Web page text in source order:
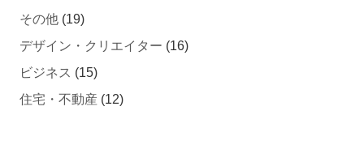
デザイン・クリエイター
ビジネス (15)
住宅・不動産